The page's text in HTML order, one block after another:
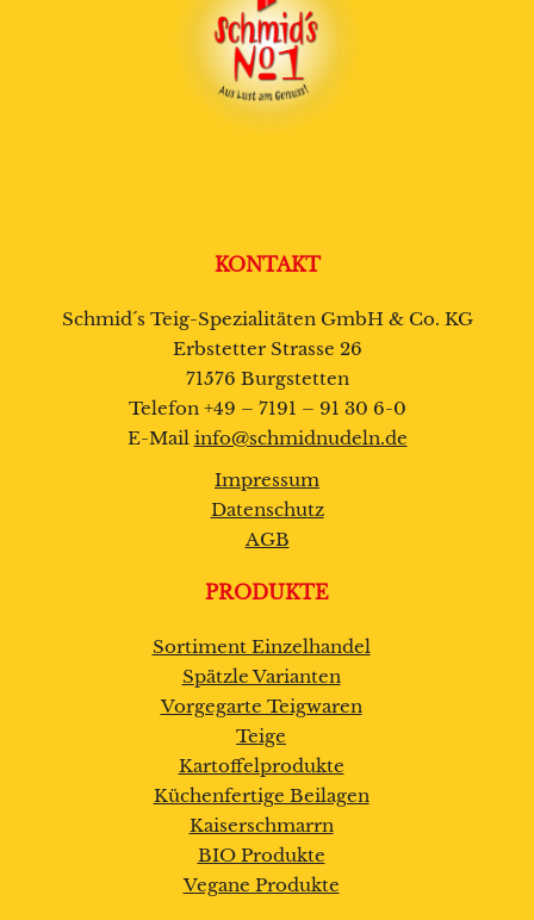
KONTAKT
Schmid´s Teig-Spezialitäten GmbH & Co. KG
Erbstetter Strasse 26
71576 Burgstetten
Telefon +49 – 7191 – 91 30 6-0
E-Mail info@schmidnudeln.de
Impressum
Datenschutz
AGB
PRODUKTE
Sortiment Einzelhandel
Spätzle Varianten
Vorgegarte Teigwaren
Teige
Kartoffelprodukte
Küchenfertige Beilagen
Kaiserschmarrn
BIO Produkte
Vegane Produkte